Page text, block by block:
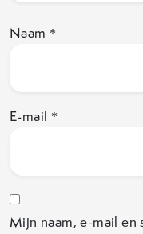
Naam *
E-mail *
Mijn naam, e-mail en